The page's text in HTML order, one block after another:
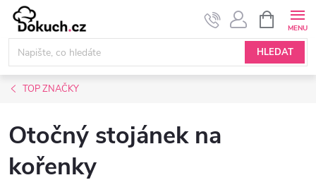
Přejít
obsah
HLEDAT
NÁKUPNÍ
KOŠÍK
TOP ZNAČKY
Otočný stojánek na
kořenky